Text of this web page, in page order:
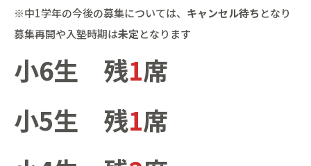
※中1学年の今後の募集については、 キャンセル待ち となり
募集再開や入塾時期は未定となります
小6生 残1席
小5生 残1席